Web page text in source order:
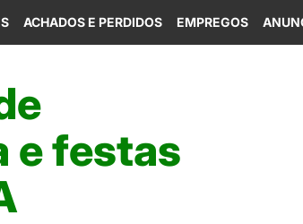
ACHADOS E PERDIDOS EMPREGOS
e festas